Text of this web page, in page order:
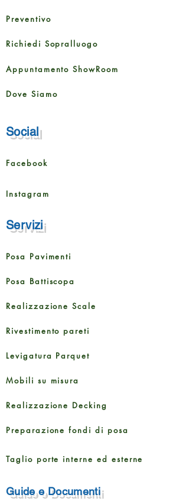
Preventivo
Richiedi Sopralluogo
Appuntamento ShowRoom
Dove Siamo
Social
Facebook
Instagram
Servizi
Posa Pavimenti
Posa Battiscopa
Realizzazione Scale
Rivestimento pareti
Levigatura Parquet
Mobili su misura
Realizzazione Decking
Preparazione fondi di posa
Taglio porte interne ed esterne
Guide e Documenti